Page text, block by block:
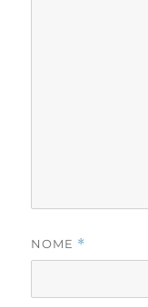
NOME *